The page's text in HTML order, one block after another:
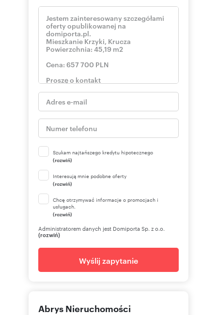
Szukam najtańszego kredytu hipotecznego
(rozwiń)
Interesują mnie podobne oferty
(rozwiń)
Chcę otrzymywać informacje o promocjach i
usługach.
(rozwiń)
Administratorem danych jest Domiporta Sp. z o.o.
(rozwiń)
Wyślij zapytanie
Abrys Nieruchomości